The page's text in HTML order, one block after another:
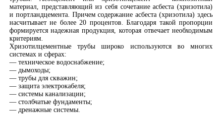
материал, представляющий из себя сочетание асбеста (хризотила)
и портландцемента. Причем содержание асбеста (хризотила) здесь
насчитывает не более 20 процентов. Благодаря такой пропорции
формируется надежная продукция, которая отвечает необходимым
критериям.
Хризотилцементные трубы широко используются во многих
системах и сферах:
— техническое водоснабжение;
— дымоходы;
— трубы для скважин;
— защита электрокабеля;
— системы канализации;
— столбчатые фундаменты;
— дренажные системы.